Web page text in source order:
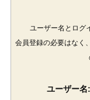
ユーザー名とログ
会員登録の必要はなく
ユーザー名: